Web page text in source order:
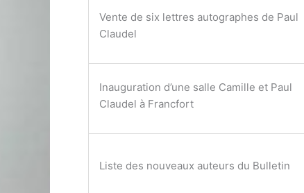
Vente de six lettres autographes de Paul
Claudel
Inauguration d’une salle Camille et Paul
Claudel à Francfort
Liste des nouveaux auteurs du Bulletin